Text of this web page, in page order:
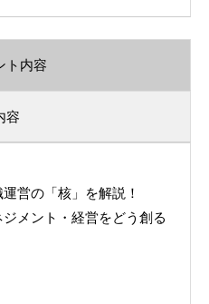
ト内容
容
営の「核」を解説！
ジメント・経営をどう創る